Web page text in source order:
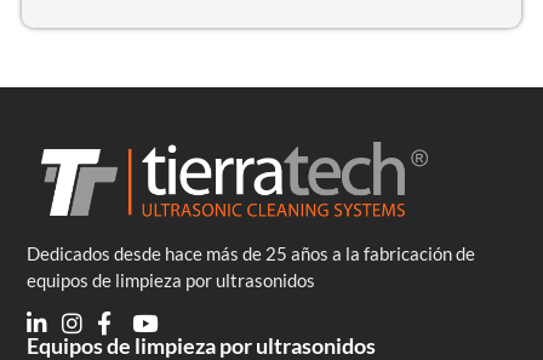
Dedicados desde hace más de 25 años a la fabricación de
equipos de limpieza por ultrasonidos
Equipos de limpieza por ultrasonidos